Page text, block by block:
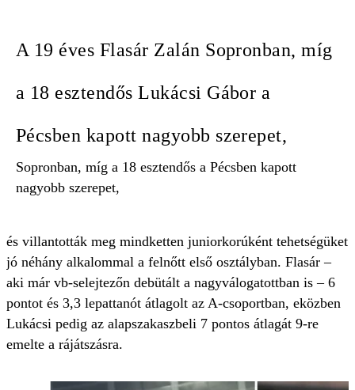
A 19 éves Flasár Zalán Sopronban, míg
a 18 esztendős Lukácsi Gábor a
Pécsben kapott nagyobb szerepet,
Sopronban, míg a 18 esztendős a Pécsben kapott
nagyobb szerepet,
és villantották meg mindketten juniorkorúként tehetségüket
jó néhány alkalommal a felnőtt első osztályban. Flasár –
aki már vb-selejtezőn debütált a nagyválogatottban is – 6
pontot és 3,3 lepattanót átlagolt az A-csoportban, eközben
Lukácsi pedig az alapszakaszbeli 7 pontos átlagát 9-re
emelte a rájátszásra.